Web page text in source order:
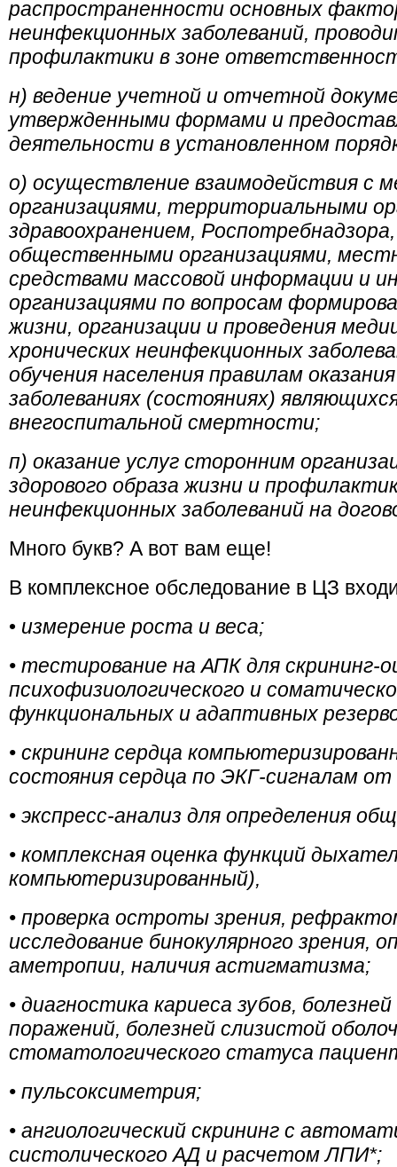
распространенности основных
неинфекционных заболеваний,
профилактики в зоне
н) ведение учетной и отчетной
утвержденными формами и
деятельности в установленном
о) осуществление взаимодействия с
организациями, территориальными
здравоохранением,
общественными организациями,
средствами массовой информации и
организациями по вопросам
жизни, организации и проведения
хронических неинфекционных
обучения населения правилам
заболеваниях (состояниях)
внегоспитальной смертности;
п) оказание услуг сторонним
здорового образа жизни и
неинфекционных заболеваний на
Много букв? А вот вам еще!
В комплексное обследование в ЦЗ
• измерение роста и веса;
• тестирование на АПК для скрининг-
психофизиологического и
функциональных и адаптивных
• скрининг сердца
состояния сердца по ЭКГ-сигналам
• экспресс-анализ для определения
• комплексная оценка функций
компьютеризированный),
• проверка остроты зрения,
исследование бинокулярного зрения,
аметропии, наличия астигматизма;
• диагностика кариеса зубов,
поражений, болезней слизистой
стоматологического статуса
• пульсоксиметрия;
• ангиологический скрининг с
систолического АД и расчетом ЛПИ*;